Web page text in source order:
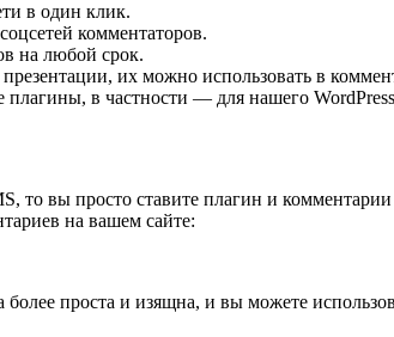
в один клик.
комментаторов.
на любой срок.
их можно использовать в
в частности — для нашего
то вы просто ставите плагин и
на вашем сайте:
проста и изящна, и вы можете